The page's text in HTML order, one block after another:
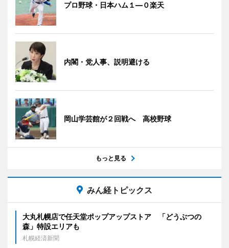
プロ野球・日本ハム１―０楽天
内閣・党人事、説明避ける
岡山学芸館が２回戦へ 高校野球
もっと見る
みん経トピックス
大丸札幌店で任天堂ポップアップストア 「どうぶつの
森」特設エリアも
札幌経済新聞